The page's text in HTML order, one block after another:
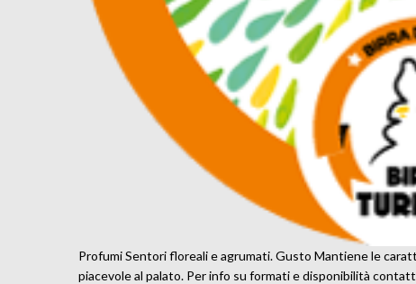
Profumi Sentori floreali e agrumati. Gusto Mantiene le
piacevole al palato. Per info su formati e disponibilità